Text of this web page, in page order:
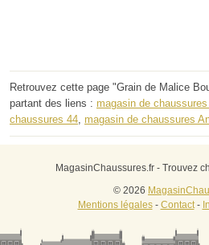
Retrouvez cette page "Grain de Malice
partant des liens : magasin de
chaussures 44, magasin de chaussures
MagasinChaussures.fr - Trouvez
© 2026
Mentions légales- Contact-